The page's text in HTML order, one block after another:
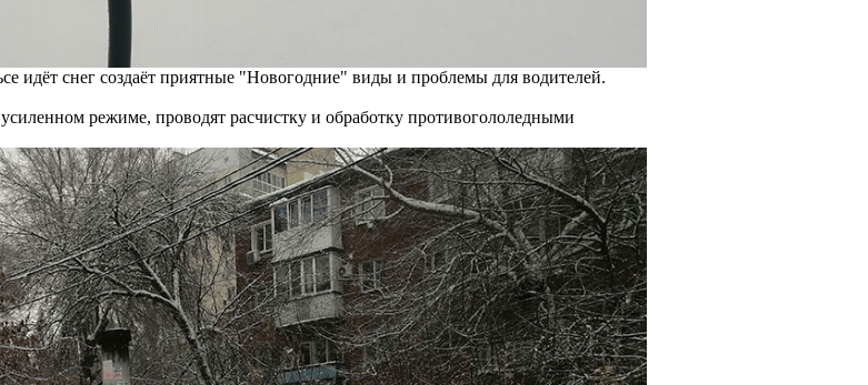
идёт снег создаёт приятные "Новогодние" виды и проблемы для водителей.
режиме, проводят расчистку и обработку противогололедными